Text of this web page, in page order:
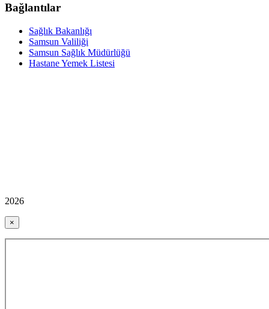
Bağlantılar
Sağlık Bakanlığı
Samsun Valiliği
Samsun Sağlık Müdürlüğü
Hastane Yemek Listesi
2026
×